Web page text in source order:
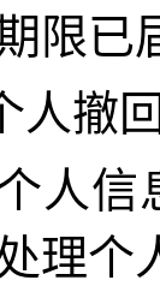
限已
人撤
人信
理个